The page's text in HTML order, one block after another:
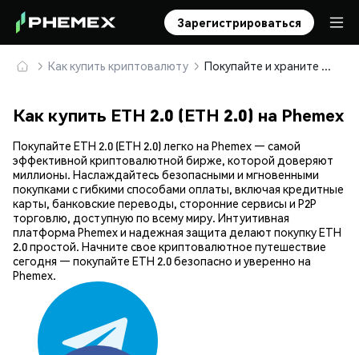
Зарегистрироваться
Как купить криптовалюту Покупайте и храните ETH 2.0 (ETH 2.0) безопасно
Как купить ETH 2.0 (ETH 2.0) на Phemex
Покупайте ETH 2.0 (ETH 2.0) легко на Phemex — самой
эффективной криптовалютной бирже, которой доверяют
миллионы. Наслаждайтесь безопасными и мгновенными
покупками с гибкими способами оплаты, включая кредитные
карты, банковские переводы, сторонние сервисы и P2P
торговлю, доступную по всему миру. Интуитивная
платформа Phemex и надежная защита делают покупку ETH
2.0 простой. Начните свое криптовалютное путешествие
сегодня — покупайте ETH 2.0 безопасно и уверенно на
Phemex.